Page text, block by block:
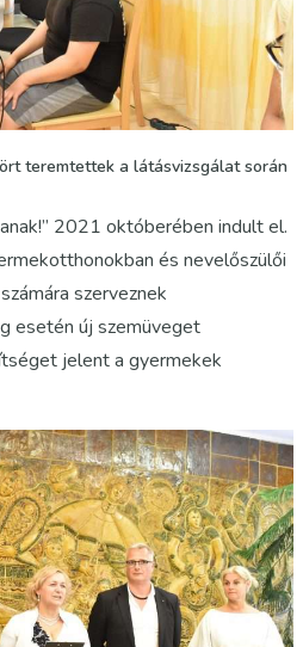
teremtettek a látásvizsgálat során
2021 októberében indult el.
és nevelőszülői
szerveznek
esetén új szemüveget
jelent a gyermekek